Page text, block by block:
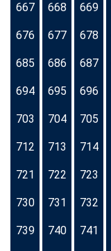
667 668 669
676 677 678
685 686 687
694 695 696
703 704 705
712 713 714
721 722 723
730 731 732
739 740 741